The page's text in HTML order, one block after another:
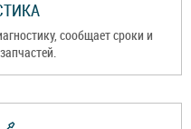
сообщает сроки и